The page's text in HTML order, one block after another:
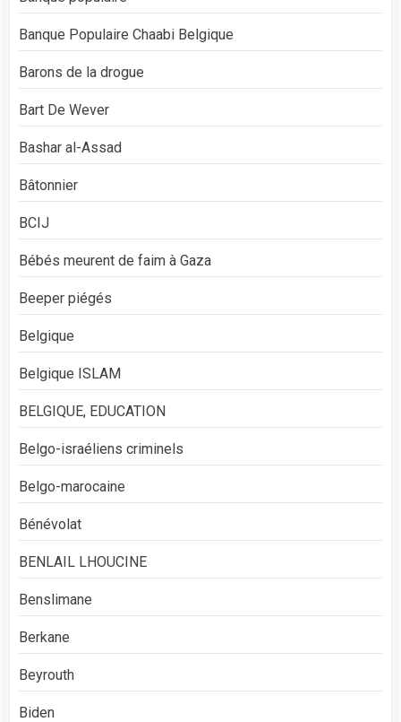
Banque Populaire Chaabi Belgique
Barons de la drogue
Bart De Wever
Bashar al-Assad
Bâtonnier
BCIJ
Bébés meurent de faim à Gaza
Beeper piégés
Belgique
Belgique ISLAM
BELGIQUE, EDUCATION
Belgo-israéliens criminels
Belgo-marocaine
Bénévolat
BENLAIL LHOUCINE
Benslimane
Berkane
Beyrouth
Biden